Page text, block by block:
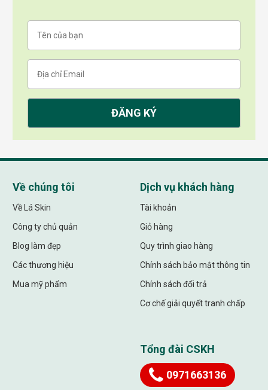
Về chúng tôi
Về Lá Skin
Công ty chủ quản
Blog làm đẹp
Các thương hiệu
Mua mỹ phẩm
Dịch vụ khách hàng
Tài khoản
Giỏ hàng
Quy trình giao hàng
Chính sách bảo mật thông tin
Chính sách đổi trả
Cơ chế giải quyết tranh chấp
Tổng đài CSKH
0971663136